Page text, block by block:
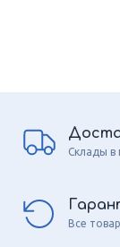
Склады в
Все